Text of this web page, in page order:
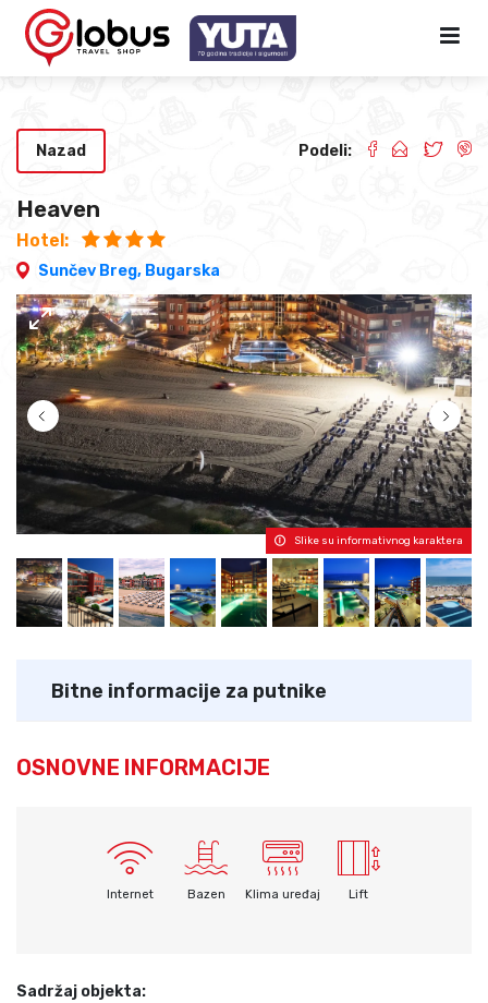
Heaven
Hotel:
Sunčev Breg, Bugarska
Nazad Podeli:
Slike su informativnog karaktera
Bitne informacije za putnike
OSNOVNE INFORMACIJE
Internet Bazen Klima uređaj Lift
Sadržaj objekta: